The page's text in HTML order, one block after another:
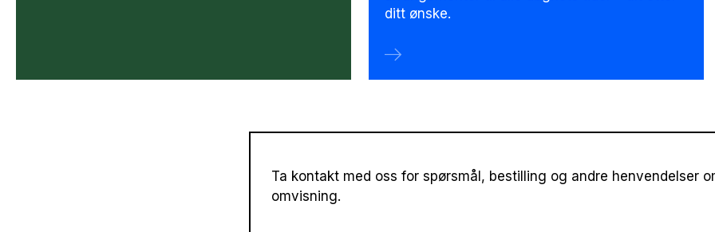
ditt ønske.
Ta kontakt med oss for spørsmål, bestilling og andre henvendelser
omvisning.